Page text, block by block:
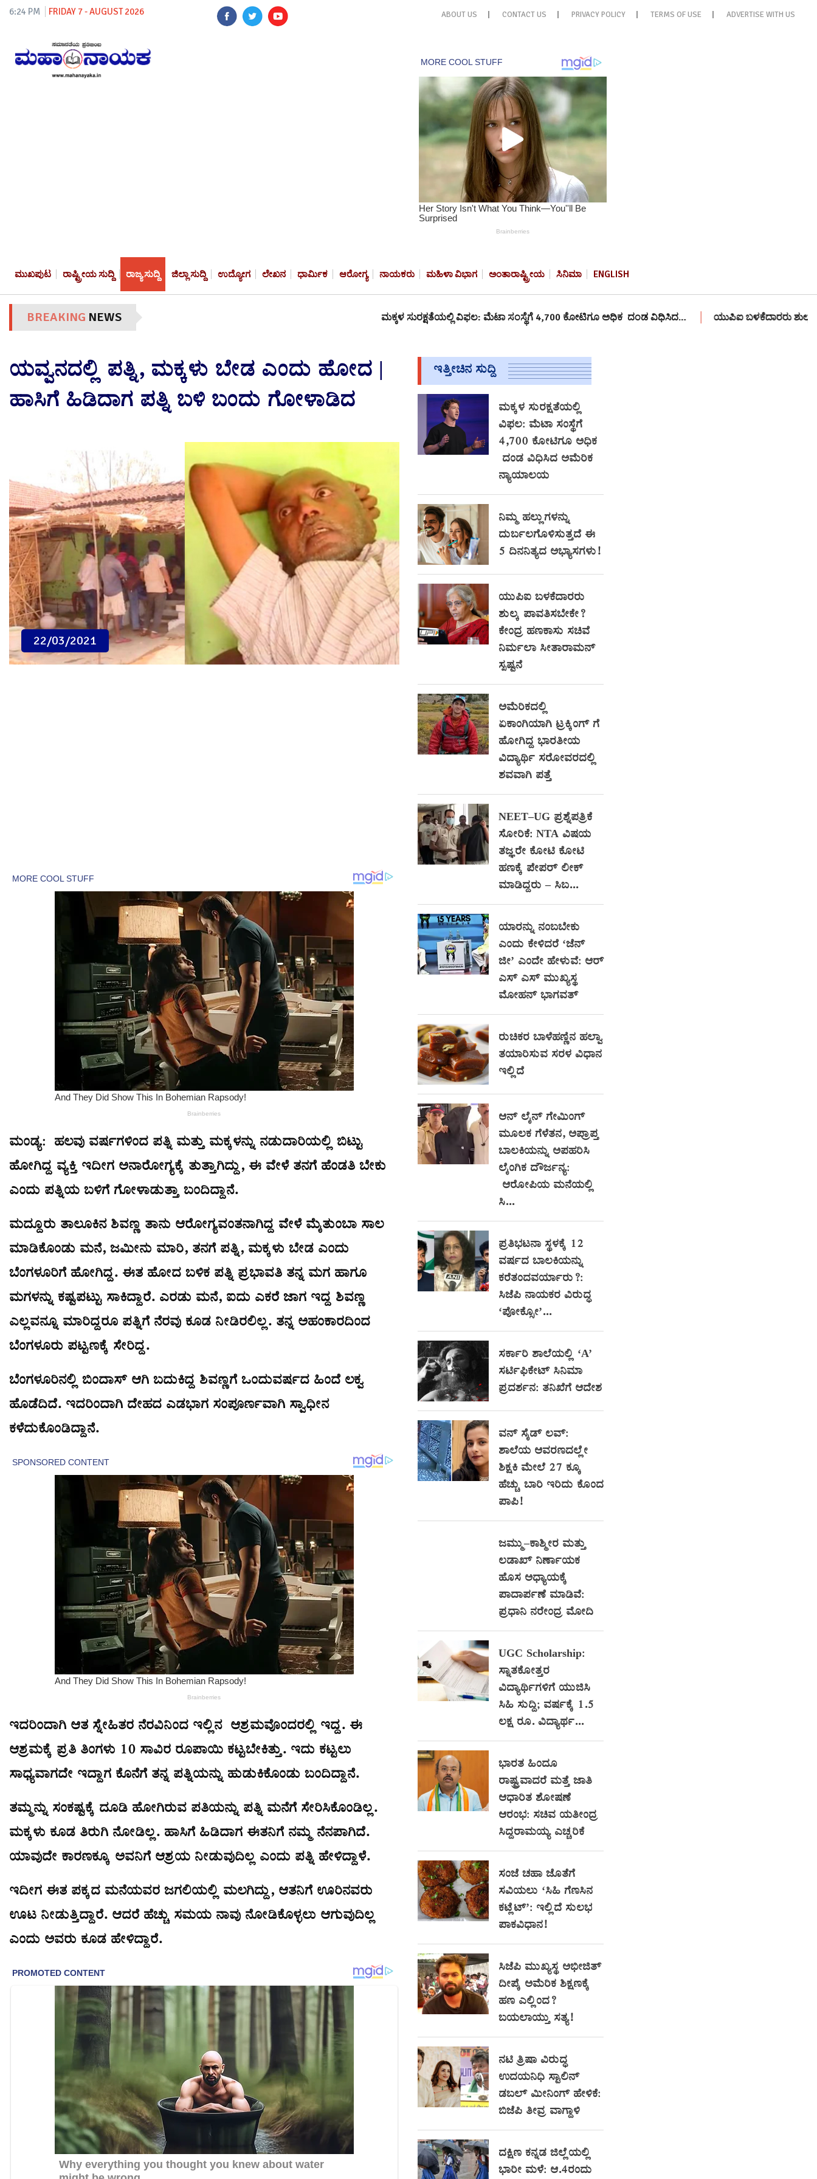
6:24 PM FRIDAY 7 - AUGUST 2026 ABOUT US CONTACT US PRIVACY POLICY TERMS OF USE ADVERTISE WITH US
ಮುಖಪುಟ ರಾಷ್ಟ್ರೀಯ ಸುದ್ದಿ ರಾಜ್ಯ ಸುದ್ದಿ ಜಿಲ್ಲಾ ಸುದ್ದಿ ಉದ್ಯೋಗ ಲೇಖನ ಧಾರ್ಮಿಕ ಆರೋಗ್ಯ ನಾಯಕರು ಮಹಿಳಾ ವಿಭಾಗ ಅಂತಾರಾಷ್ಟ್ರೀಯ ಸಿನಿಮಾ ENGLISH
BREAKING NEWS ಮಕ್ಕಳ ಸುರಕ್ಷತೆಯಲ್ಲಿ ವಿಫಲ: ಮೆಟಾ ಸಂಸ್ಥೆಗೆ 4,700 ಕೋಟಿಗೂ ಅಧಿಕ ದಂಡ ವಿಧಿಸಿದ… ಯುಪಿಐ ಬಳಕೆದಾರರು ಶುಲ್ಕ ಪಾವತಿಸಬೇಕೇ?
ಯವ್ವನದಲ್ಲಿ ಪತ್ನಿ, ಮಕ್ಕಳು ಬೇಡ ಎಂದು ಹೋದ |
ಹಾಸಿಗೆ ಹಿಡಿದಾಗ ಪತ್ನಿ ಬಳಿ ಬಂದು ಗೋಳಾಡಿದ
22/03/2021
ಮಂಡ್ಯ: ಹಲವು ವರ್ಷಗಳಿಂದ ಪತ್ನಿ ಮತ್ತು ಮಕ್ಕಳನ್ನು ನಡುದಾರಿಯಲ್ಲಿ ಬಿಟ್ಟು
ಹೋಗಿದ್ದ ವ್ಯಕ್ತಿ ಇದೀಗ ಅನಾರೋಗ್ಯಕ್ಕೆ ತುತ್ತಾಗಿದ್ದು, ಈ ವೇಳೆ ತನಗೆ ಹೆಂಡತಿ ಬೇಕು
ಎಂದು ಪತ್ನಿಯ ಬಳಿಗೆ ಗೋಳಾಡುತ್ತಾ ಬಂದಿದ್ದಾನೆ.
ಮದ್ದೂರು ತಾಲೂಕಿನ ಶಿವಣ್ಣ ತಾನು ಆರೋಗ್ಯವಂತನಾಗಿದ್ದ ವೇಳೆ ಮೈತುಂಬಾ ಸಾಲ
ಮಾಡಿಕೊಂಡು ಮನೆ, ಜಮೀನು ಮಾರಿ, ತನಗೆ ಪತ್ನಿ, ಮಕ್ಕಳು ಬೇಡ ಎಂದು
ಬೆಂಗಳೂರಿಗೆ ಹೋಗಿದ್ದ. ಈತ ಹೋದ ಬಳಿಕ ಪತ್ನಿ ಪ್ರಭಾವತಿ ತನ್ನ ಮಗ ಹಾಗೂ
ಮಗಳನ್ನು ಕಷ್ಟಪಟ್ಟು ಸಾಕಿದ್ದಾರೆ. ಎರಡು ಮನೆ, ಐದು ಎಕರೆ ಜಾಗ ಇದ್ದ ಶಿವಣ್ಣ
ಎಲ್ಲವನ್ನೂ ಮಾರಿದ್ದರೂ ಪತ್ನಿಗೆ ನೆರವು ಕೂಡ ನೀಡಿರಲಿಲ್ಲ. ತನ್ನ ಅಹಂಕಾರದಿಂದ
ಬೆಂಗಳೂರು ಪಟ್ಟಣಕ್ಕೆ ಸೇರಿದ್ದ.
ಬೆಂಗಳೂರಿನಲ್ಲಿ ಬಿಂದಾಸ್ ಆಗಿ ಬದುಕಿದ್ದ ಶಿವಣ್ಣಗೆ ಒಂದುವರ್ಷದ ಹಿಂದೆ ಲಕ್ವ
ಹೊಡೆದಿದೆ. ಇದರಿಂದಾಗಿ ದೇಹದ ಎಡಭಾಗ ಸಂಪೂರ್ಣವಾಗಿ ಸ್ವಾಧೀನ
ಕಳೆದುಕೊಂಡಿದ್ದಾನೆ.
ಇದರಿಂದಾಗಿ ಆತ ಸ್ನೇಹಿತರ ನೆರವಿನಿಂದ ಇಲ್ಲಿನ ಆಶ್ರಮವೊಂದರಲ್ಲಿ ಇದ್ದ. ಈ
ಆಶ್ರಮಕ್ಕೆ ಪ್ರತಿ ತಿಂಗಳು 10 ಸಾವಿರ ರೂಪಾಯಿ ಕಟ್ಟಬೇಕಿತ್ತು. ಇದು ಕಟ್ಟಲು
ಸಾಧ್ಯವಾಗದೇ ಇದ್ದಾಗ ಕೊನೆಗೆ ತನ್ನ ಪತ್ನಿಯನ್ನು ಹುಡುಕಿಕೊಂಡು ಬಂದಿದ್ದಾನೆ.
ತಮ್ಮನ್ನು ಸಂಕಷ್ಟಕ್ಕೆ ದೂಡಿ ಹೋಗಿರುವ ಪತಿಯನ್ನು ಪತ್ನಿ ಮನೆಗೆ ಸೇರಿಸಿಕೊಂಡಿಲ್ಲ.
ಮಕ್ಕಳು ಕೂಡ ತಿರುಗಿ ನೋಡಿಲ್ಲ. ಹಾಸಿಗೆ ಹಿಡಿದಾಗ ಈತನಿಗೆ ನಮ್ಮ ನೆನಪಾಗಿದೆ.
ಯಾವುದೇ ಕಾರಣಕ್ಕೂ ಅವನಿಗೆ ಆಶ್ರಯ ನೀಡುವುದಿಲ್ಲ ಎಂದು ಪತ್ನಿ ಹೇಳಿದ್ದಾಳೆ.
ಇದೀಗ ಈತ ಪಕ್ಕದ ಮನೆಯವರ ಜಗಲಿಯಲ್ಲಿ ಮಲಗಿದ್ದು, ಆತನಿಗೆ ಊರಿನವರು
ಊಟ ನೀಡುತ್ತಿದ್ದಾರೆ. ಆದರೆ ಹೆಚ್ಚು ಸಮಯ ನಾವು ನೋಡಿಕೊಳ್ಳಲು ಆಗುವುದಿಲ್ಲ
ಎಂದು ಅವರು ಕೂಡ ಹೇಳಿದ್ದಾರೆ.
ಇತ್ತೀಚಿನ ಸುದ್ದಿ
ಮಕ್ಕಳ ಸುರಕ್ಷತೆಯಲ್ಲಿ
ವಿಫಲ: ಮೆಟಾ ಸಂಸ್ಥೆಗೆ
4,700 ಕೋಟಿಗೂ ಅಧಿಕ
ದಂಡ ವಿಧಿಸಿದ ಅಮೆರಿಕ
ನ್ಯಾಯಾಲಯ
ನಿಮ್ಮ ಹಲ್ಲುಗಳನ್ನು
ದುರ್ಬಲಗೊಳಿಸುತ್ತದೆ ಈ
5 ದಿನನಿತ್ಯದ ಅಭ್ಯಾಸಗಳು!
ಯುಪಿಐ ಬಳಕೆದಾರರು
ಶುಲ್ಕ ಪಾವತಿಸಬೇಕೇ?
ಕೇಂದ್ರ ಹಣಕಾಸು ಸಚಿವೆ
ನಿರ್ಮಲಾ ಸೀತಾರಾಮನ್
ಸ್ಪಷ್ಟನೆ
ಅಮೆರಿಕದಲ್ಲಿ
ಏಕಾಂಗಿಯಾಗಿ ಟ್ರಕ್ಕಿಂಗ್ ಗೆ
ಹೋಗಿದ್ದ ಭಾರತೀಯ
ವಿದ್ಯಾರ್ಥಿ ಸರೋವರದಲ್ಲಿ
ಶವವಾಗಿ ಪತ್ತೆ
NEET–UG ಪ್ರಶ್ನೆಪತ್ರಿಕೆ
ಸೋರಿಕೆ: NTA ವಿಷಯ
ತಜ್ಞರೇ ಕೋಟಿ ಕೋಟಿ
ಹಣಕ್ಕೆ ಪೇಪರ್ ಲೀಕ್
ಮಾಡಿದ್ದರು – ಸಿಬ...
ಯಾರನ್ನು ನಂಬಬೇಕು
ಎಂದು ಕೇಳಿದರೆ ‘ಜೆನ್
ಜೀ’ ಎಂದೇ ಹೇಳುವೆ: ಆರ್‌
ಎಸ್ ಎಸ್ ಮುಖ್ಯಸ್ಥ
ಮೋಹನ್ ಭಾಗವತ್
ರುಚಿಕರ ಬಾಳೆಹಣ್ಣಿನ ಹಲ್ವಾ
ತಯಾರಿಸುವ ಸರಳ ವಿಧಾನ
ಇಲ್ಲಿದೆ
ಆನ್‌ ಲೈನ್ ಗೇಮಿಂಗ್‌
ಮೂಲಕ ಗೆಳೆತನ, ಅಪ್ರಾಪ್ತ
ಬಾಲಕಿಯನ್ನು ಅಪಹರಿಸಿ
ಲೈಂಗಿಕ ದೌರ್ಜನ್ಯ:
ಆರೋಪಿಯ ಮನೆಯಲ್ಲಿ
ಸಿ...
ಪ್ರತಿಭಟನಾ ಸ್ಥಳಕ್ಕೆ 12
ವರ್ಷದ ಬಾಲಕಿಯನ್ನು
ಕರೆತಂದವರ್ಯಾರು?:
ಸಿಜೆಪಿ ನಾಯಕರ ವಿರುದ್ಧ
‘ಪೋಕ್ಸೋ’...
ಸರ್ಕಾರಿ ಶಾಲೆಯಲ್ಲಿ ‘A’
ಸರ್ಟಿಫಿಕೇಟ್ ಸಿನಿಮಾ
ಪ್ರದರ್ಶನ: ತನಿಖೆಗೆ ಆದೇಶ
ವನ್ ಸೈಡ್ ಲವ್:
ಶಾಲೆಯ ಆವರಣದಲ್ಲೇ
ಶಿಕ್ಷಕಿ ಮೇಲೆ 27 ಕ್ಕೂ
ಹೆಚ್ಚು ಬಾರಿ ಇರಿದು ಕೊಂದ
ಪಾಪಿ!
ಜಮ್ಮು–ಕಾಶ್ಮೀರ ಮತ್ತು
ಲಡಾಖ್ ನಿರ್ಣಾಯಕ
ಹೊಸ ಅಧ್ಯಾಯಕ್ಕೆ
ಪಾದಾರ್ಪಣೆ ಮಾಡಿವೆ:
ಪ್ರಧಾನಿ ನರೇಂದ್ರ ಮೋದಿ
UGC Scholarship:
ಸ್ನಾತಕೋತ್ತರ
ವಿದ್ಯಾರ್ಥಿಗಳಿಗೆ ಯುಜಿಸಿ
ಸಿಹಿ ಸುದ್ದಿ; ವರ್ಷಕ್ಕೆ 1.5
ಲಕ್ಷ ರೂ. ವಿದ್ಯಾರ್ಥ...
ಭಾರತ ಹಿಂದೂ
ರಾಷ್ಟ್ರವಾದರೆ ಮತ್ತೆ ಜಾತಿ
ಆಧಾರಿತ ಶೋಷಣೆ
ಆರಂಭ: ಸಚಿವ ಯತೀಂದ್ರ
ಸಿದ್ದರಾಮಯ್ಯ ಎಚ್ಚರಿಕೆ
ಸಂಜೆ ಚಹಾ ಜೊತೆಗೆ
ಸವಿಯಲು ‘ಸಿಹಿ ಗೆಣಸಿನ
ಕಟ್ಲೆಟ್’: ಇಲ್ಲಿದೆ ಸುಲಭ
ಪಾಕವಿಧಾನ!
ಸಿಜೆಪಿ ಮುಖ್ಯಸ್ಥ ಅಭೀಜಿತ್
ದೀಪ್ಕೆ ಅಮೆರಿಕ ಶಿಕ್ಷಣಕ್ಕೆ
ಹಣ ಎಲ್ಲಿಂದ?
ಬಯಲಾಯ್ತು ಸತ್ಯ!
ನಟಿ ತ್ರಿಷಾ ವಿರುದ್ಧ
ಉದಯನಿಧಿ ಸ್ಟಾಲಿನ್
ಡಬಲ್ ಮೀನಿಂಗ್ ಹೇಳಿಕೆ:
ಬಿಜೆಪಿ ತೀವ್ರ ವಾಗ್ದಾಳಿ
ದಕ್ಷಿಣ ಕನ್ನಡ ಜಿಲ್ಲೆಯಲ್ಲಿ
ಭಾರೀ ಮಳೆ: ಆ.4ರಂದು